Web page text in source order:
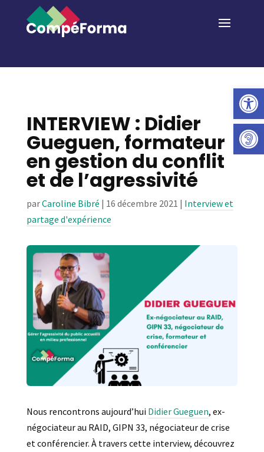
Ouvrir
INTERVIEW : Didier
Gueguen, formateur
en gestion du conflit
et de l’agressivité
parCaroline Bibré | 16 décembre 2021 | Interview et
partage d'expérience
Nous rencontrons aujourd’hui Didier Gueguen, ex-
négociateur au RAID, GIPN 33, négociateur de crise
et conférencier. À travers cette interview, découvrez